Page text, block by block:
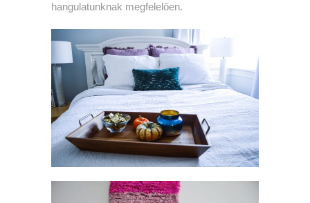
hangulatunknak megfelelően.